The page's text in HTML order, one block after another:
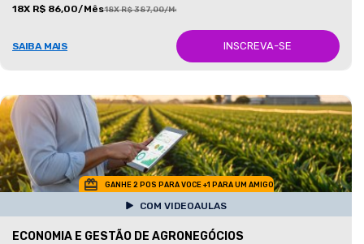
18X R$ 86,00/Mês18X R$ 387,00/Mês
SAIBA MAIS INSCREVA-SE
GANHE 2 POS PARA VOCE +1 PARA UM AMIGO
COM VIDEOAULAS
ECONOMIA E GESTÃO DE AGRONEGÓCIOS